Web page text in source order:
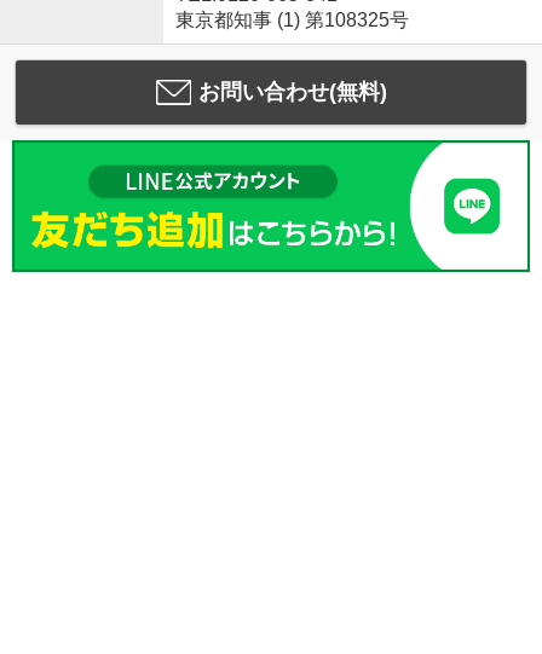
東京都知事 (1) 第108325号
お問い合わせ(無料)